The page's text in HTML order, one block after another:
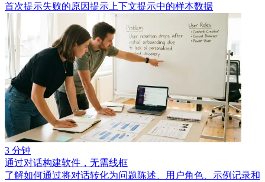
首次提示失败的原因提示上下文提示中的样本数据
3 分钟
通过对话构建软件，无需线框
了解如何通过将对话转化为问题陈述、用户角色、示例记录和